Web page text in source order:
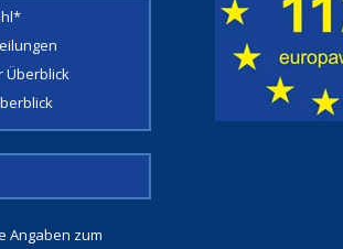
Überblick
Angaben zum